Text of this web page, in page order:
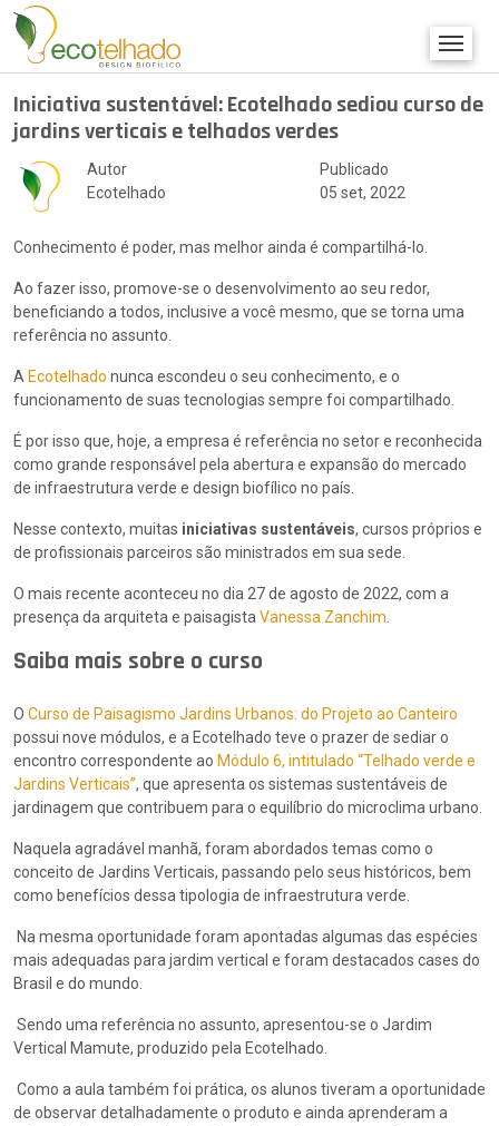
Iniciativa sustentável: Ecotelhado sediou curso de
jardins verticais e telhados verdes
Autor
Ecotelhado
Publicado
05 set, 2022
Conhecimento é poder, mas melhor ainda é compartilhá-lo.
Ao fazer isso, promove-se o desenvolvimento ao seu redor,
beneficiando a todos, inclusive a você mesmo, que se torna uma
referência no assunto.
A Ecotelhado nunca escondeu o seu conhecimento, e o
funcionamento de suas tecnologias sempre foi compartilhado.
É por isso que, hoje, a empresa é referência no setor e reconhecida
como grande responsável pela abertura e expansão do mercado
de infraestrutura verde e design biofílico no país.
Nesse contexto, muitas iniciativas sustentáveis, cursos próprios e
de profissionais parceiros são ministrados em sua sede.
O mais recente aconteceu no dia 27 de agosto de 2022, com a
presença da arquiteta e paisagistaVanessa Zanchim.
Saiba mais sobre o curso
O Curso de Paisagismo Jardins Urbanos: do Projeto ao Canteiro
possui nove módulos, e a Ecotelhado teve o prazer de sediar o
encontro correspondente ao Módulo 6, intitulado “Telhado verde e
Jardins Verticais”, que apresenta os sistemas sustentáveis de
jardinagem que contribuem para o equilíbrio do microclima urbano.
Naquela agradável manhã, foram abordados temas como o
conceito de Jardins Verticais, passando pelo seus históricos, bem
como benefícios dessa tipologia de infraestrutura verde.
Na mesma oportunidade foram apontadas algumas das espécies
mais adequadas para jardim vertical e foram destacados cases do
Brasil e do mundo.
Sendo uma referência no assunto, apresentou-se o Jardim
Vertical Mamute, produzido pela Ecotelhado.
Como a aula também foi prática, os alunos tiveram a oportunidade
de observar detalhadamente o produto e ainda aprenderam a